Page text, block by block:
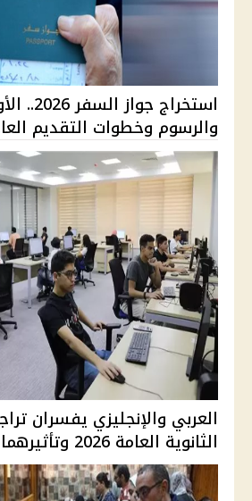
استخراج
والرسوم وخطوات التقديم
العربي والإنجليزي يفسران
الثانوية العامة 2026 وتأثيرهما ع...